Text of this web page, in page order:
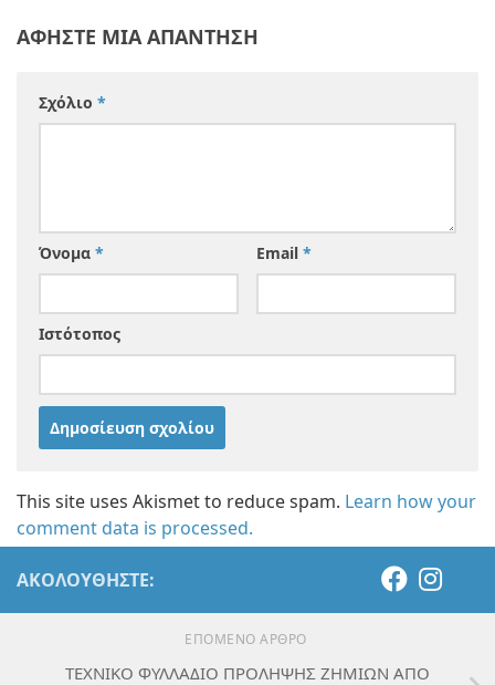
ΑΦΉΣΤΕ ΜΙΑ ΑΠΆΝΤΗΣΗ
Σχόλιο *
Όνομα * Email *
Ιστότοπος
This site uses Akismet to reduce spam. Learn how your
comment data is processed.
ΑΚΟΛΟΥΘΉΣΤΕ:
ΕΠΌΜΕΝΟ ΆΡΘΡΟ
ΤΕΧΝΙΚΟ ΦΥΛΛΑΔΙΟ ΠΡΟΛΗΨΗΣ ΖΗΜΙΩΝ ΑΠΟ